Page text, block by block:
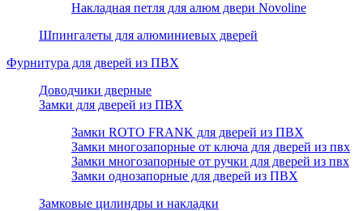
Накладная петля для алюм двери Novoline
Шпингалеты для алюминиевых дверей
Фурнитура для дверей из ПВХ
Доводчики дверные
Замки для дверей из ПВХ
Замки ROTO FRANK для дверей из ПВХ
Замки многозапорные от ключа для дверей из пвх
Замки многозапорные от ручки для дверей из пвх
Замки однозапорные для дверей из ПВХ
Замковые цилиндры и накладки